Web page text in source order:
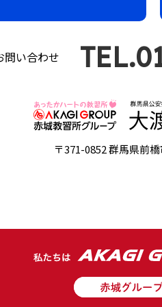
問い合わせ
〒371-0852 群馬県前